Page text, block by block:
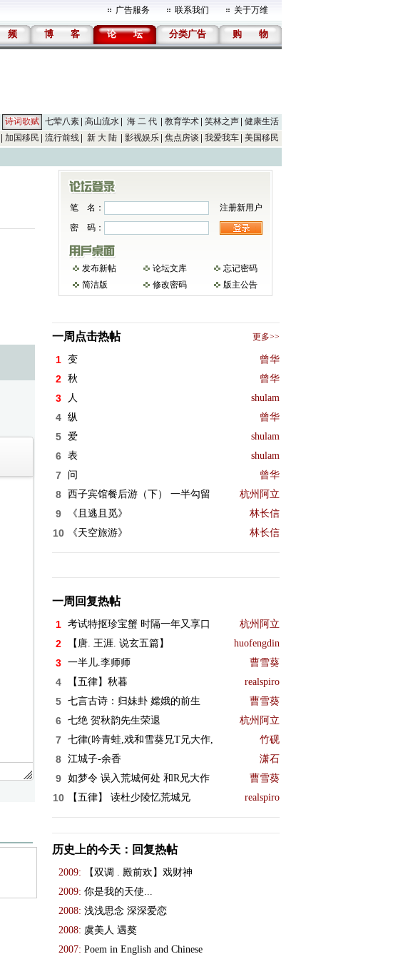
广告服务 联系我们 关于万维
频 博 客 论 坛 分类广告 购 物
诗词歌赋 七荤八素 高山流水 海 二 代 教育学术 笑林之声
健康生活
加国移民 流行前线 新 大 陆 影视娱乐 焦点房谈 我爱我车 美国移民
笔 名：
注册新用户
密 码：
发布新帖 论坛文库
忘记密码
简洁版
修改密码 版主公告
一周点击热帖 更多>>
1 变 曾华
2 秋 曾华
3 人 shulam
4 纵 曾华
5 爱 shulam
6 表 shulam
7 问 曾华
8 西子宾馆餐后游（下） 一半勾留 杭州阿立
9 《且逃且觅》 林长信
10 《天空旅游》 林长信
一周回复热帖
1 考试特抠珍宝蟹 时隔一年又享口 杭州阿立
2 【唐. 王涯. 说玄五篇】 huofengdin
3 一半儿.李师师 曹雪葵
4 【五律】秋暮 realspiro
5 七言古诗：归妹卦 嫦娥的前生 曹雪葵
6 七绝 贺秋韵先生荣退 杭州阿立
7 七律(吟青蛙,戏和雪葵兄T兄大作, 竹砚
8 江城子-余香 潇石
9 如梦令 误入荒城何处 和R兄大作 曹雪葵
10 【五律】 读杜少陵忆荒城兄 realspiro
历史上的今天：回复热帖
2009:
【双调 . 殿前欢】戏财神
2009: 你是我的天使...
2008: 浅浅思念 深深爱恋
2008: 虞美人 遇獒
2007: Poem in English and Chinese